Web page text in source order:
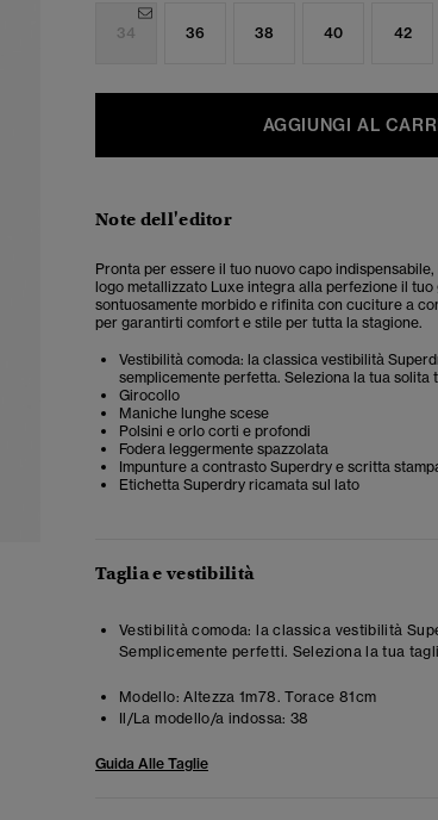
34 36 38 40 42
AGGIUNGI AL
Note dell'editor
Pronta per essere il tuo nuovo capo
logo metallizzato Luxe integra alla perfezione il
sontuosamente morbido e rifinita con cuciture a
per garantirti comfort e stile per tutta la stagione.
Vestibilità comoda: la classica vestibilità
semplicemente perfetta. Seleziona la tua solita
Girocollo
Maniche lunghe scese
Polsini e orlo corti e profondi
Fodera leggermente spazzolata
Impunture a contrasto Superdry e scritta
Etichetta Superdry ricamata sul lato
Taglia e vestibilità
Vestibilità comoda: la classica vestibilità
Semplicemente perfetti. Seleziona la tua
Modello: Altezza 1m78. Torace 81cm
Il/La modello/a indossa: 38
Guida Alle Taglie